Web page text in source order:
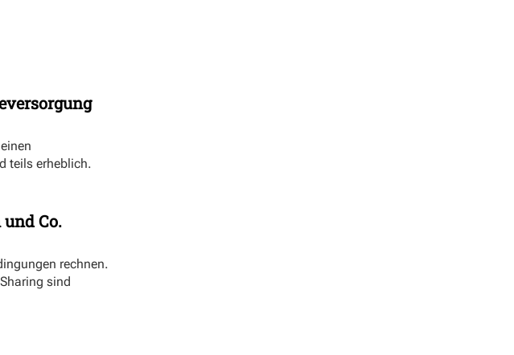
teils erheblich.
Co.
rechnen.
sind